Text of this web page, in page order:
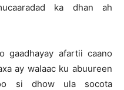
ka dhan ah
gaadhayay afartii caano
ay walaac ku abuureen
oo si dhow ula socota